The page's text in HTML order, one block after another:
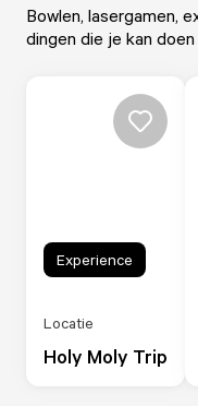
Bowlen, lasergamen,
dingen die je kan
Holy Moly Trip
Locatie
Experience